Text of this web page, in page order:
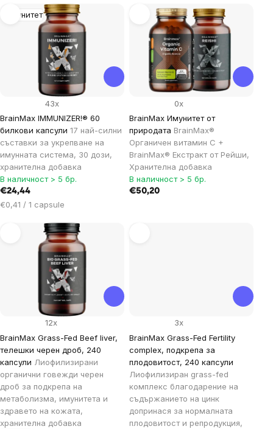
List
products
Имунитет
BrainMax IMMUNIZER!® 60
билкови капсули 17 най-силни
съставки за укрепване на
имунната система, 30 дози,
хранителна добавка
43x
В наличност > 5 бр.
€24,44
Цена
€0,41 / 1 capsule
BrainMax Имунитет от
природата BrainMax®
Органичен витамин C +
BrainMax® Екстракт от Рейши,
Хранителна добавка
0x
В наличност > 5 бр.
€50,20
BrainMax Grass-Fed Beef liver,
телешки черен дроб, 240
капсули Лиофилизирани
органични говежди черен
дроб за подкрепа на
метаболизма, имунитета и
здравето на кожата,
хранителна добавка
12x
BrainMax Grass-Fed Fertility
complex, подкрепа за
плодовитост, 240 капсули
Лиофилизиран grass-fed
комплекс благодарение на
съдържанието на цинк
допринася за нормалната
плодовитост и репродукция,
3x